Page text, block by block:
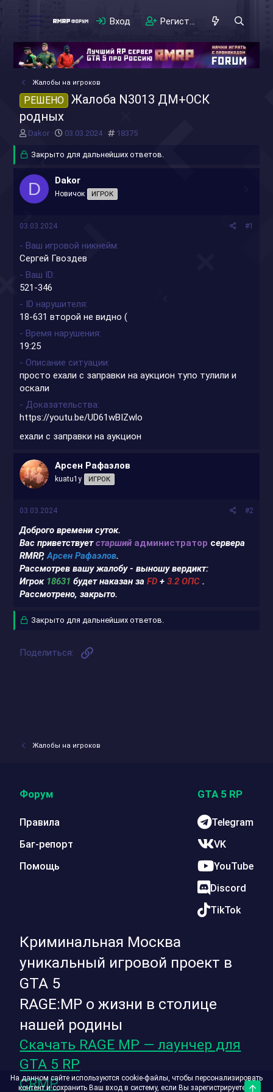
Вход Регистрация
Жалобы на игроков
РЕШЕНО
Жалоба N3013 ДМ+ОСК
родных
А
т
р
т
Dakor
Д
т
н
ч
03.03.2024 #18375
Закрыто для дальнейших ответов.
D Dakor
Новичок ИГРОК
03.03.2024 #1
- Ваш игровой никнейм
Сергей Гвоздев
- Ваш ID
521-346
- ID нарушителя
18-631 второй не видно (
- Время нарушения
19:25
- Описание ситуации
просто ехали с заправки на аукцион тупо тулили и
оскали
- Доказательства
https://youtu.be/UD61wBIZwlo
ехали с заправки на аукцион
Арсен Рафаэлов
kuatu1y ИГРОК
03.03.2024 #2
Доброго времени суток.
Вас приветствуетстарший администратор сервера
RMRP,Арсен Рафаэлов.
Рассмотрев вашу жалобу - выношу вердикт:
Игрок 18631 будет наказан заFD + 3.2 ОПС .
Рассмотрено, закрыто.
Закрыто для дальнейших ответов.
Поделиться:
Жалобы на игроков
Криминальная Москва
уникальный игровой проект в
GTA 5
RAGE:MP о жизни в столице
нашей родины
Скачать RAGE MP — лаунчер для
GTA 5 RP
CRMP
Форум
Правила
Баг-репорт
Помощь
GTA 5 RP
Telegram
VK
YouTube
Discord
TikTok
На данном сайте используются cookie-файлы, чтобы персонализировать
контент и сохранить Ваш вход в систему, если Вы зарегистрируетесь.Верх